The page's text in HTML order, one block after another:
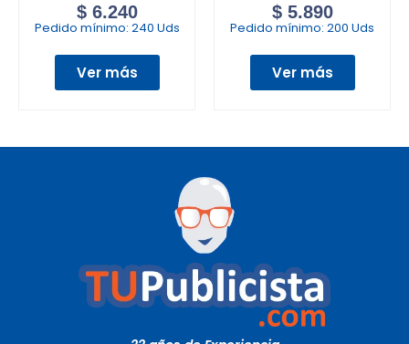
$6.240
Pedido mínimo: 240 Uds
Ver más
$5.890
Pedido mínimo: 200 Uds
Ver más